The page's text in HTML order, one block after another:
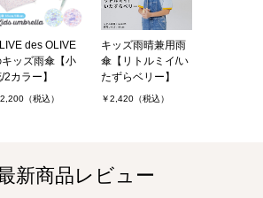
des OLIVE
キッズ雨傘【小
2カラー】
（税込）
キッズ雨晴兼用雨
傘【リトルミイ/い
たずらベリー】
￥2,420（税込）
新商品レビュー